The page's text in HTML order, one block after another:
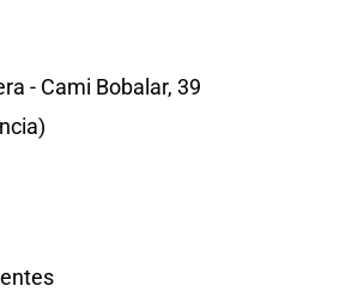
- Cami Bobalar, 39